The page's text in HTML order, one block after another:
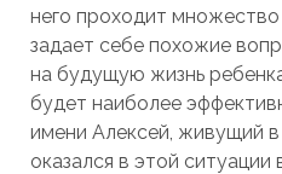
него проходит
задает себе похожие
на будущую жизнь
будет наиболее
имени Алексей, живущий
оказался в этой ситуации